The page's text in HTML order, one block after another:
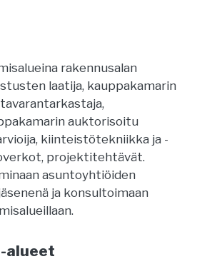
rakennusalan
laatija, kauppakamarin
auktorisoitu
kiinteistötekniikka ja -
projektitehtävät.
asuntoyhtiöiden
ja konsultoimaan
alueet